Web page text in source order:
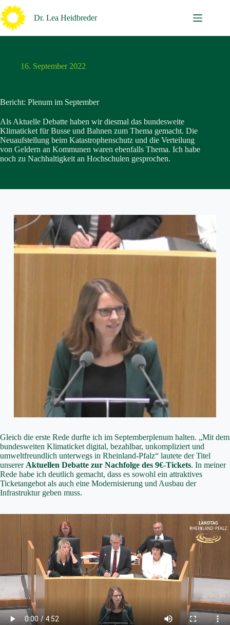
Zum
Inhalt
springen
Dr. Lea Heidbreder
16. September 2022
Bericht: Plenum im September
Als Aktuelle Debatte haben wir diesmal das bundesweite
Klimaticket für Busse und Bahnen zum Thema gemacht. Die
Neuaufstellung beim Katastrophenschutz und die Verteilung
von Geldern an Kommunen waren ebenfalls Thema. Ich habe
noch zu Nachhaltigkeit an Hochschulen gesprochen.
Gleich die erste Rede durfte ich im Septemberplenum halten. „Mit dem
bundesweiten Klimaticket digital, bezahlbar, unkompliziert und
umweltfreundlich unterwegs in Rheinland-Pfalz“ lautete der Titel
unserer Aktuellen Debatte zur Nachfolge des 9€-Tickets. In meiner
Rede habe ich deutlich gemacht, dass es sowohl ein attraktives
Ticketangebot als auch eine Modernisierung und Ausbau der
Infrastruktur geben muss.